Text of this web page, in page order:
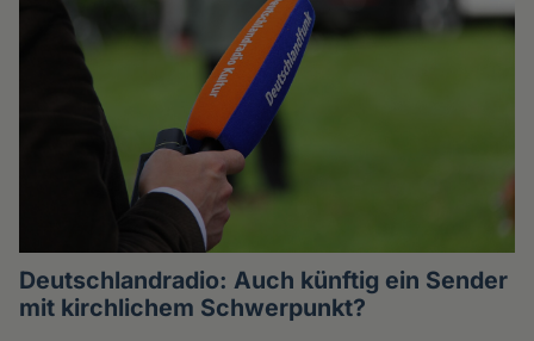
Deutschlandradio: Auch künftig ein Sender
mit kirchlichem Schwerpunkt?